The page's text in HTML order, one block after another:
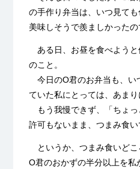
の手作り弁当は、いつ見て
美味しそうで羨ましかったの
ある日、お昼を食べようと
のこと。
今日のO君のお弁当も、い
ていた私にとっては、あまり
もう我慢できず、「ちょっ
許可もないまま、つまみ食い
というか、つまみ食いどこ
O君のおかずの半分以上を私